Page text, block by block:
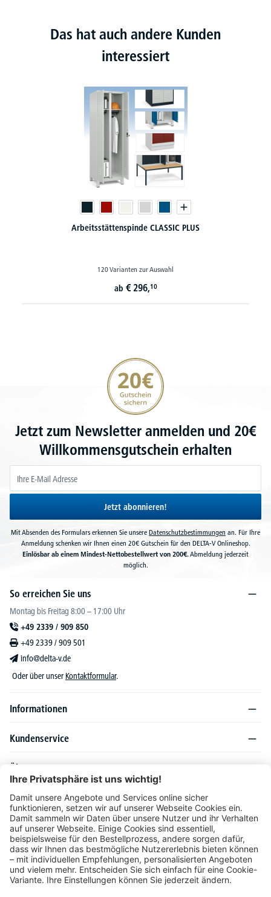
Das hat auch andere Kunden
interessiert
Arbeitsstättenspinde CLASSIC PLUS
120 Varianten zur Auswahl
ab € 296,10
20€ Gutschein sichern
Jetzt zum Newsletter anmelden und 20€
Willkommensgutschein erhalten
Jetzt abonnieren!
Mit Absenden des Formulars erkennen Sie unsere Datenschutzbestimmungen an. Für Ihre
Anmeldung schenken wir Ihnen einen 20€ Gutschein für den DELTA-V Onlineshop.
Einlösbar ab einem Mindest-Nettobestellwert von 200€.Abmeldung jederzeit
möglich.
So erreichen Sie uns
Montag bis Freitag 8:00 – 17:00 Uhr
+49 2339 / 909 850
+49 2339 / 909 501
info@delta-v.de
Oder über unser Kontaktformular.
Informationen
Kundenservice
Über DELTA-V
Produktsortiment
Ratgeber
Folgen Sie uns auch auf